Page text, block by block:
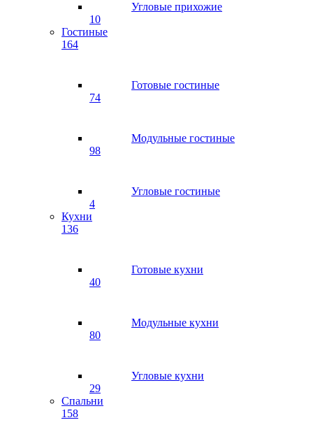
Угловые прихожие
10
Гостиные
164
Готовые гостиные
74
Модульные гостиные
98
Угловые гостиные
4
Кухни
136
Готовые кухни
40
Модульные кухни
80
Угловые кухни
29
Спальни
158